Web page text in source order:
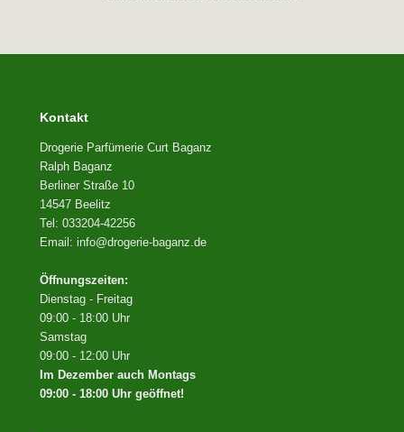
Kontakt
Drogerie Parfümerie Curt Baganz
Ralph Baganz
Berliner Straße 10
14547 Beelitz
Tel: 033204-42256
Email: info@drogerie-baganz.de
Öffnungszeiten:
Dienstag - Freitag
09:00 - 18:00 Uhr
Samstag
09:00 - 12:00 Uhr
Im Dezember auch Montags
09:00 - 18:00 Uhr geöffnet!